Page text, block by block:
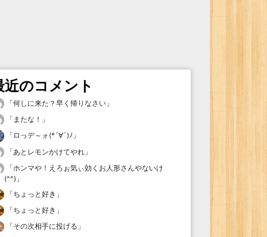
近のコメント
「何しに来た？早く帰りなさい 」
「 またな！ 」
「 ロっデ～ォ(*´∀`)ﾉ 」
「あとレモンかけてやれ 」
「ホンマや！えろぉ気ぃ効くお人形さんやないけ
(^^) 」
「ちょっと好き 」
「ちょっと好き 」
「その次相手に投げる 」